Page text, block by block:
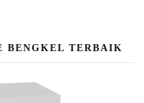
BENGKEL TERBAIK